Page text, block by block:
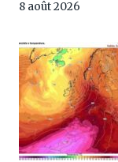
8 août 2026